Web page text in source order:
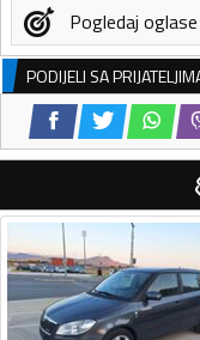
Pogledaj
PODIJELI SA